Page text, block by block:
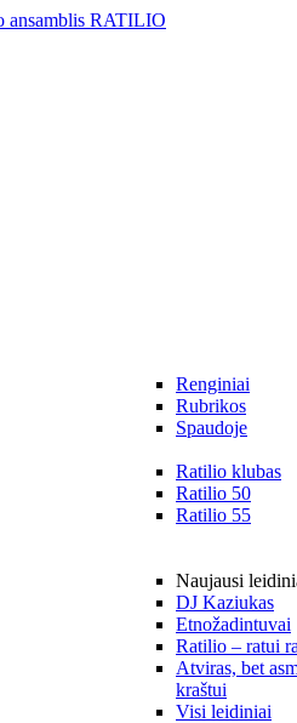
Renginiai
Rubrikos
Spaudoje
Ratilio klubas
Ratilio 50
Ratilio 55
Naujausi
DJ Kaziukas
Etnožadintuvai
Ratilio – ratui
Atviras, bet
kraštui
Visi leidiniai